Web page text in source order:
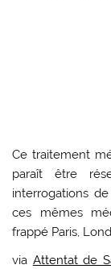
Ce traitement
paraît être
interrogations
ces mêmes
frappé Paris,
via Attentat de